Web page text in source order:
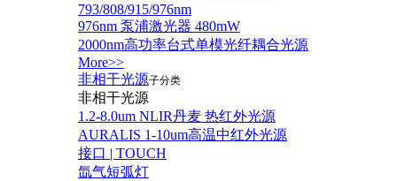
793/808/915/976nm
976nm 泵浦激光器 480mW
2000nm高功率台式单模光纤耦合光源
More>>
非相干光源子分类
非相干光源
1.2-8.0um NLIR丹麦 热红外光源
AURALIS 1-10um高温中红外光源
接口 | TOUCH
氙气短弧灯